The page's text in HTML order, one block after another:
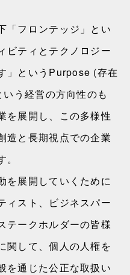
「フロンテッジ」とい
ビティとテクノロジー
」というPurpose (存在
う経営の方向性のも
を展開し、この多様性
造と長期視点での企業
を展開していくために
ィスト、ビジネスパー
テークホルダーの皆様
関して、個人の人権を
を通じた公正な取扱い